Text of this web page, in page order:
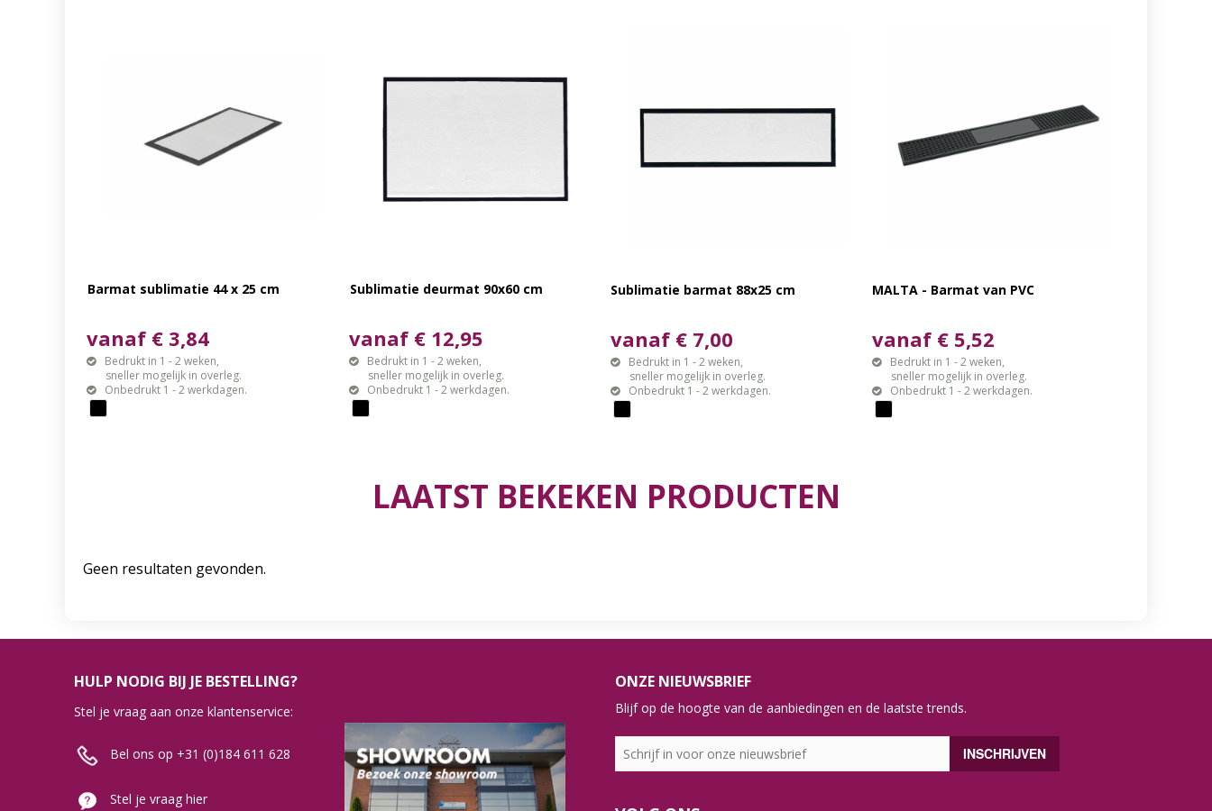
Barmat sublimatie 44 x 25 cm
vanaf € 3,84
Bedrukt in 1 - 2 weken,
sneller mogelijk in overleg.
Onbedrukt 1 - 2 werkdagen.
Sublimatie deurmat 90x60 cm
vanaf € 12,95
Bedrukt in 1 - 2 weken,
sneller mogelijk in overleg.
Onbedrukt 1 - 2 werkdagen.
Sublimatie barmat 88x25 cm
vanaf € 7,00
Bedrukt in 1 - 2 weken,
sneller mogelijk in overleg.
Onbedrukt 1 - 2 werkdagen.
MALTA - Barmat van PVC
vanaf € 5,52
Bedrukt in 1 - 2 weken,
sneller mogelijk in overleg.
Onbedrukt 1 - 2 werkdagen.
LAATST BEKEKEN PRODUCTEN
Geen resultaten gevonden.
HULP NODIG BIJ JE BESTELLING?
Stel je vraag aan onze klantenservice:
Bel ons op +31 (0)184 611 628
Stel je vraag hier
ONZE NIEUWSBRIEF
Blijf op de hoogte van de aanbiedingen en de laatste trends.